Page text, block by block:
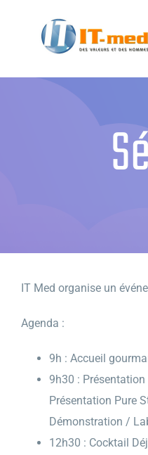
IT Med organise un
Agenda :
9h : Accueil
9h30 : Présentation
Présentation Pure
Démonstration /
12h30 : Cocktail